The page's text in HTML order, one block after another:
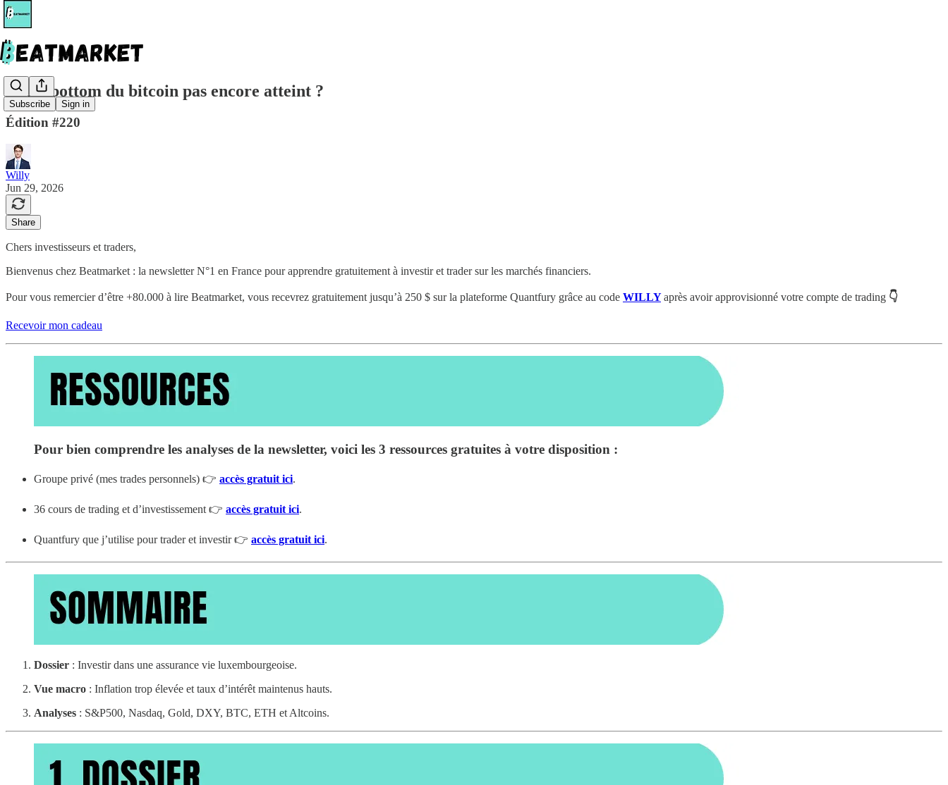
Subscribe Sign in
🧩 Le bottom du bitcoin pas encore atteint ?
Édition #220
Willy
Jun 29, 2026
Share
Chers investisseurs et traders,
Bienvenus chez Beatmarket : la newsletter N°1 en France pour apprendre gratuitement à investir et trader sur les marchés financiers.
Pour vous remercier d’être +80.000 à lire Beatmarket, vous recevrez gratuitement jusqu’à 250 $ sur la plateforme Quantfury grâce au code WILLY après avoir approvisionné votre compte de trading 👇
Recevoir mon cadeau
Pour bien comprendre les analyses de la newsletter, voici les 3 ressources gratuites à votre disposition :
Groupe privé (mes trades personnels) 👉 accès gratuit ici.
36 cours de trading et d’investissement 👉 accès gratuit ici.
Quantfury que j’utilise pour trader et investir 👉 accès gratuit ici.
Dossier : Investir dans une assurance vie luxembourgeoise.
Vue macro : Inflation trop élevée et taux d’intérêt maintenus hauts.
Analyses : S&P500, Nasdaq, Gold, DXY, BTC, ETH et Altcoins.